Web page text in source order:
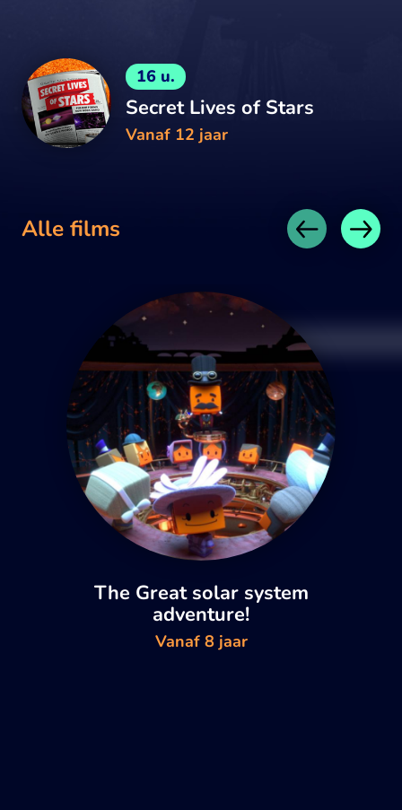
16 u.
Secret Lives of Stars
Vanaf 12 jaar
Alle films
The Great solar system
adventure!
Vanaf 8 jaar